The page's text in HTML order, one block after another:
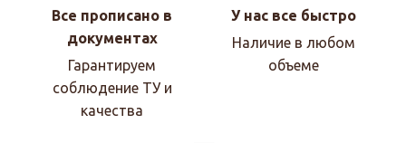
Все прописано в
документах
Гарантируем
соблюдение ТУ и
качества
У нас все быстро
Наличие в любом
объеме